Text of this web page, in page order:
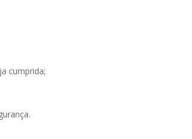
cumprida;